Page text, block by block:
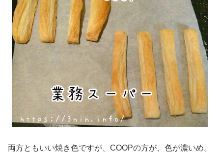
両方ともいい焼き色ですが、COOPの方が、色が濃いめ。